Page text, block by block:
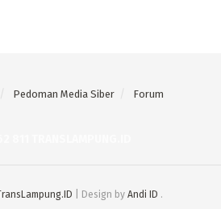
Pedoman Media Siber Forum
| Design by Andi ID .